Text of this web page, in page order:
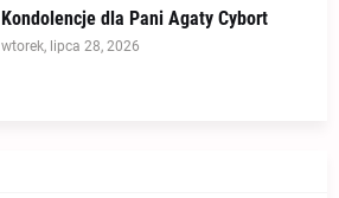
Kondolencje dla Pani Agaty Cybort
wtorek, lipca 28, 2026